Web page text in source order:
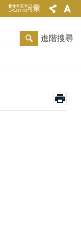
雙語詞彙
進階搜尋